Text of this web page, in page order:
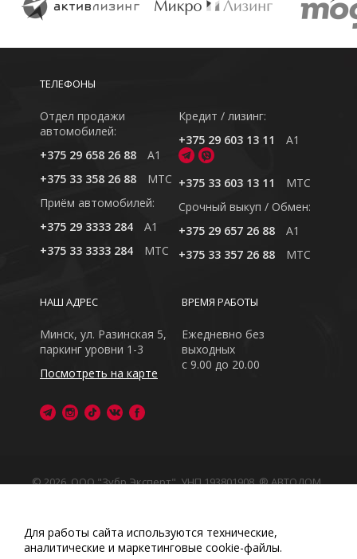
ТЕЛЕФОНЫ
Отдел продажи
автомобилей:
+375 29 658 26 88
A1
+375 33 358 26 88
MTC
Приём автомобилей:
+375 29 3333 284
A1
+375 33 3333 284
MTC
Кредит / лизинг:
+375 29 603 13 11
A1
+375 33 603 13 11
MTC
Cрочный выкуп / Обмен:
+375 29 657 26 88
A1
+375 33 357 26 88
MTC
ВРЕМЯ РАБОТЫ
Ежедневно без
выходных
с 9.00 до 20.00
НАШ АДРЕС
Минск, ул. Разинская 5,
паркинг уровни 1-3
Посмотреть на карте
© 2026, ООО "Зубр Эксперт", УНП 193801908. ® АВТОДОМ
Обращаем Ваше внимание на то, что данный интернет-
сайт носит исключительно информационный характер
Любое использование либо копирование материалов
Для работы сайта используются технические,
аналитические и маркетинговые сооkіе-файлы.